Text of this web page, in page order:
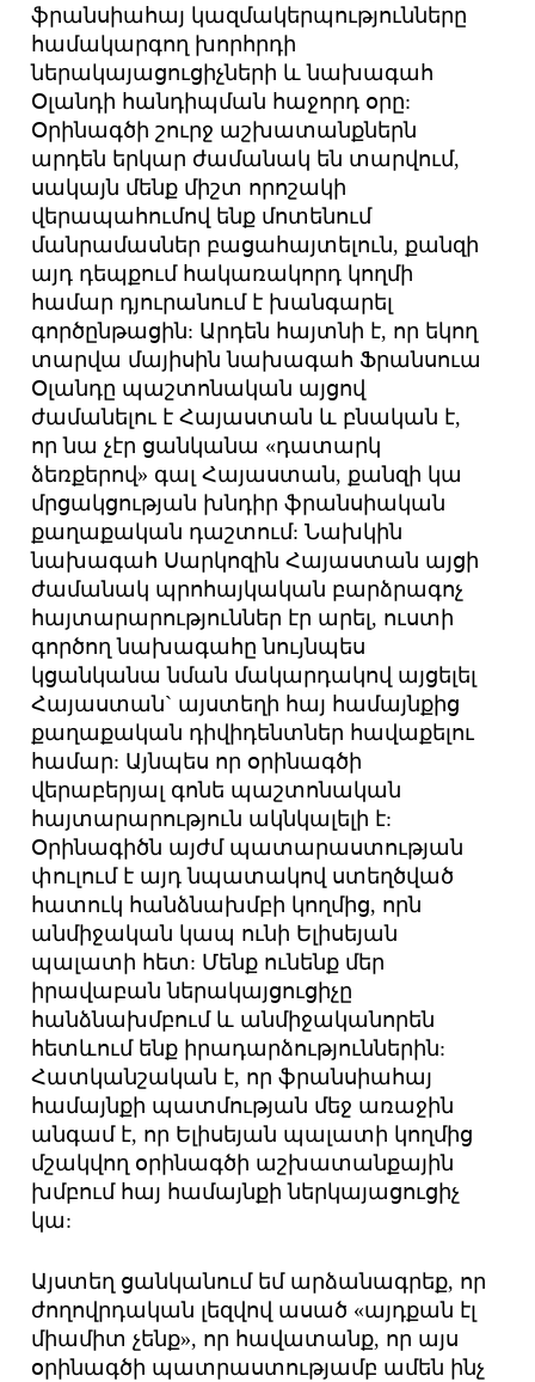
ֆրանսիահայ կազմակերպությունները
համակարգող խորհրդի
ներակայացուցիչների և նախագահ
Օլանդի հանդիպման հաջորդ օրը:
Օրինագծի շուրջ աշխատանքներն
արդեն երկար ժամանակ են տարվում,
սակայն մենք միշտ որոշակի
վերապահումով ենք մոտենում
մանրամասներ բացահայտելուն, քանզի
այդ դեպքում հակառակորդ կողմի
համար դյուրանում է խանգարել
գործընթացին: Արդեն հայտնի է, որ եկող
տարվա մայիսին նախագահ Ֆրանսուա
Օլանդը պաշտոնական այցով
ժամանելու է Հայաստան և բնական է,
որ նա չէր ցանկանա «դատարկ
ձեռքերով» գալ Հայաստան, քանզի կա
մրցակցության խնդիր ֆրանսիական
քաղաքական դաշտում: Նախկին
նախագահ Սարկոզին Հայաստան այցի
ժամանակ պրոհայկական բարձրագոչ
հայտարարություններ էր արել, ուստի
գործող նախագահը նույնպես
կցանկանա նման մակարդակով այցելել
Հայաստան` այստեղի հայ համայնքից
քաղաքական դիվիդենտներ հավաքելու
համար: Այնպես որ օրինագծի
վերաբերյալ գոնե պաշտոնական
հայտարարություն ակնկալելի է:
Օրինագիծն այժմ պատարաստության
փուլում է այդ նպատակով ստեղծված
հատուկ հանձնախմբի կողմից, որն
անմիջական կապ ունի Ելիսեյան
պալատի հետ: Մենք ունենք մեր
իրավաբան ներակայցուցիչը
հանձնախմբում և անմիջականորեն
հետևում ենք իրադարձություններին:
Հատկանշական է, որ ֆրանսիահայ
համայնքի պատմության մեջ առաջին
անգամ է, որ Ելիսեյան պալատի կողմից
մշակվող օրինագծի աշխատանքային
խմբում հայ համայնքի ներկայացուցիչ
կա:
Այստեղ ցանկանում եմ արձանագրեք, որ
ժողովրդական լեզվով ասած «այդքան էլ
միամիտ չենք», որ հավատանք, որ այս
օրինագծի պատրաստությամբ ամեն ինչ